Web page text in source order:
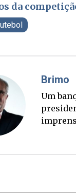
da
Brimo
Um banqueiro,
presidentes e
imprensa